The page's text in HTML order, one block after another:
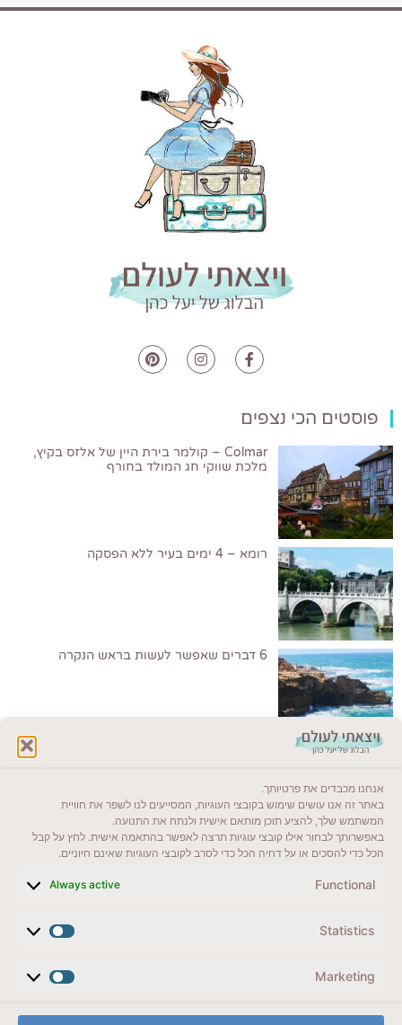
אנחנו מכבדים את פרטיותך.
באתר זה אנו עושים שימוש בקובצי העוגיות, המסייעים לנו לשפר את חוויית
המשתמש שלך, להציע תוכן מותאם אישית ולנתח את התנועה.
באפשרותך לבחור אילו קובצי עוגיות תרצה לאפשר בהתאמה אישית. לחץ על קבל
הכל כדי להסכים או על דחיה הכל כדי לסרב לקובצי העוגיות שאינם חיוניים.
Functional
Always active
Statistics
Marketing
פוסטים הכי נצפים
Colmar – קולמר בירת היין של אלזס בקיץ,
מלכת שווקי חג המולד בחורף
רומא – 4 ימים בעיר ללא הפסקה
6 דברים שאפשר לעשות בראש הנקרה
ייעדים מומלצים
מדריכים ועזרים
לשליחת הודעת וואטסאפ
veyatsati.laolam@gmail.com